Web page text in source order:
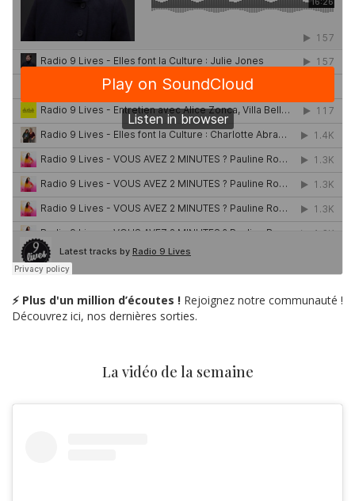
⚡ Plus d'un million d’écoutes ! Rejoignez notre communauté !
Découvrez ici, nos dernières sorties.
La vidéo de la semaine